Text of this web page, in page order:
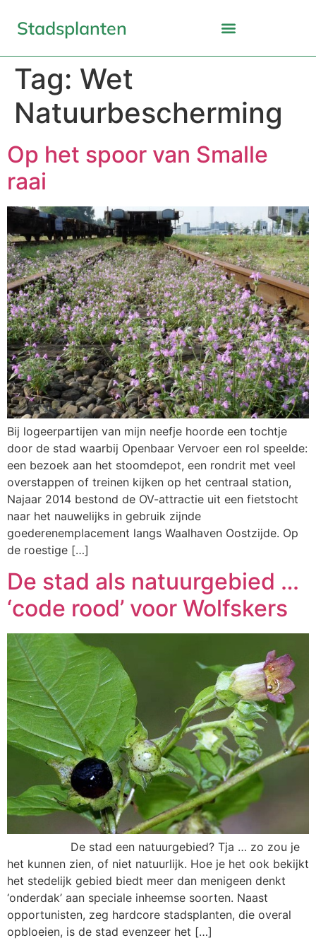
Stadsplanten
Tag: Wet
Natuurbescherming
Op het spoor van Smalle
raai
Bij logeerpartijen van mijn neefje hoorde een tochtje
door de stad waarbij Openbaar Vervoer een rol speelde:
een bezoek aan het stoomdepot, een rondrit met veel
overstappen of treinen kijken op het centraal station,
Najaar 2014 bestond de OV-attractie uit een fietstocht
naar het nauwelijks in gebruik zijnde
goederenemplacement langs Waalhaven Oostzijde. Op
de roestige […]
De stad als natuurgebied …
‘code rood’ voor Wolfskers
De stad een natuurgebied? Tja … zo zou je
het kunnen zien, of niet natuurlijk. Hoe je het ook bekijkt
het stedelijk gebied biedt meer dan menigeen denkt
‘onderdak’ aan speciale inheemse soorten. Naast
opportunisten, zeg hardcore stadsplanten, die overal
opbloeien, is de stad evenzeer het […]